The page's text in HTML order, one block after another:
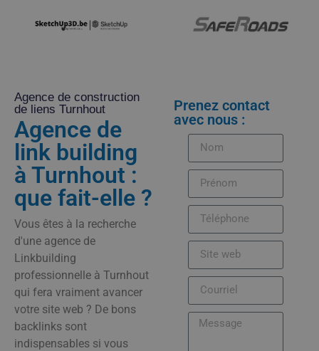
Agence de construction
de liens Turnhout
Agence de
link building
à Turnhout :
que fait-elle ?
Vous êtes à la recherche
d'une agence de
Linkbuilding
professionnelle à Turnhout
qui fera vraiment avancer
votre site web ? De bons
backlinks sont
indispensables si vous
Prenez contact
avec nous :